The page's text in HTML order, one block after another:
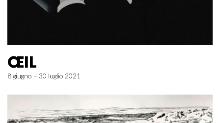
ŒIL
8 giugno – 30 luglio 2021